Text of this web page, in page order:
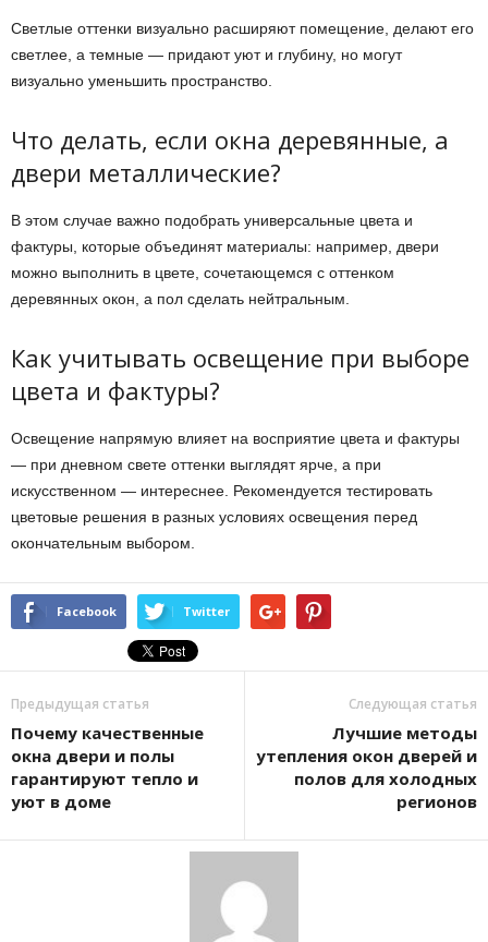
Светлые оттенки визуально расширяют помещение, делают его
светлее, а темные — придают уют и глубину, но могут
визуально уменьшить пространство.
Что делать, если окна деревянные, а
двери металлические?
В этом случае важно подобрать универсальные цвета и
фактуры, которые объединят материалы: например, двери
можно выполнить в цвете, сочетающемся с оттенком
деревянных окон, а пол сделать нейтральным.
Как учитывать освещение при выборе
цвета и фактуры?
Освещение напрямую влияет на восприятие цвета и фактуры
— при дневном свете оттенки выглядят ярче, а при
искусственном — интереснее. Рекомендуется тестировать
цветовые решения в разных условиях освещения перед
окончательным выбором.
Facebook Twitter
Предыдущая статья
Почему качественные
окна двери и полы
гарантируют тепло и
уют в доме
Следующая статья
Лучшие методы
утепления окон дверей и
полов для холодных
регионов